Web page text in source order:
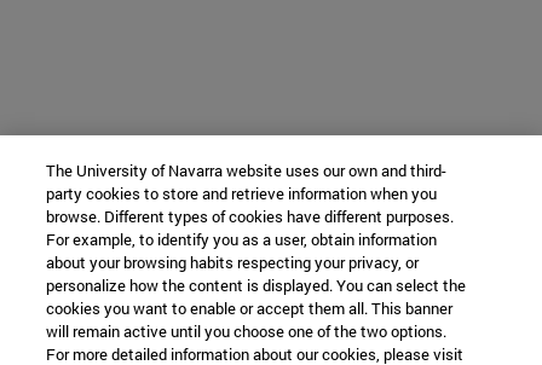
The University of Navarra website uses our own and third-
party cookies to store and retrieve information when you
browse. Different types of cookies have different purposes.
For example, to identify you as a user, obtain information
about your browsing habits respecting your privacy, or
personalize how the content is displayed. You can select the
cookies you want to enable or accept them all. This banner
will remain active until you choose one of the two options.
For more detailed information about our cookies, please visit